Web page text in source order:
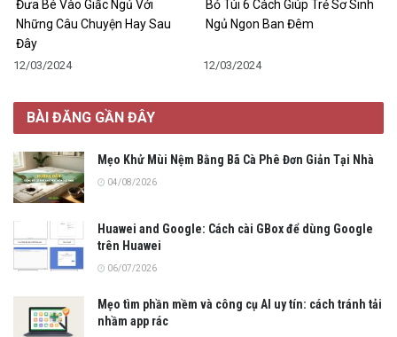
Đưa Bé Vào Giấc Ngủ Với
Những Câu Chuyện Hay Sau
Đây
12/03/2024
Bỏ Túi 6 Cách Giúp Trẻ Sơ Sinh
Ngủ Ngon Ban Đêm
12/03/2024
BÀI ĐĂNG GẦN ĐÂY
Mẹo Khử Mùi Nệm Bằng Bã Cà Phê Đơn Giản Tại Nhà
04/08/2026
Huawei and Google: Cách cài GBox để dùng Google
trên Huawei
06/07/2026
Mẹo tìm phần mềm và công cụ AI uy tín: cách tránh tải
nhầm app rác